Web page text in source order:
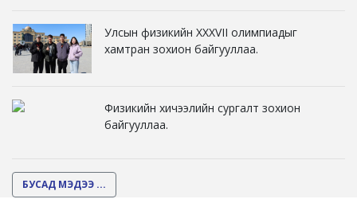
Улсын физикийн XXXVII олимпиадыг
хамтран зохион байгууллаа.
Физикийн хичээлийн сургалт зохион
байгууллаа.
БУСАД МЭДЭЭ ...